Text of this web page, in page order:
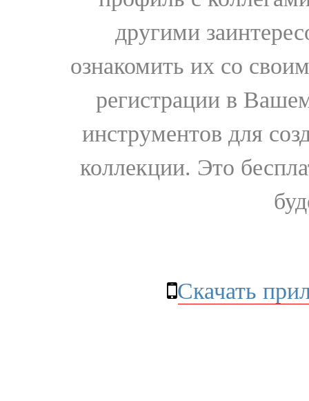
другими
ознакомить их со
регистрации в
инструментов для
коллекции. Это
Скачать